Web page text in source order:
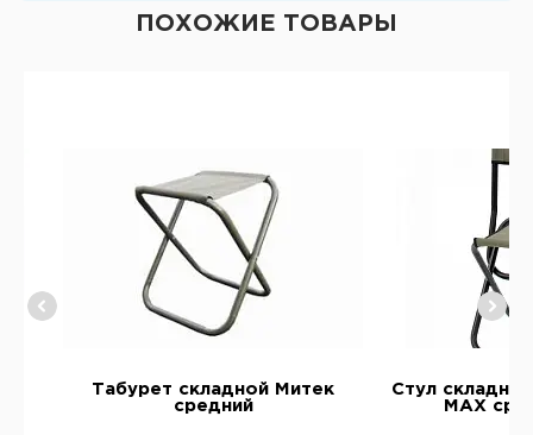
ПОХОЖИЕ ТОВАРЫ
Табурет складной Митек
средний
Стул
МАХ